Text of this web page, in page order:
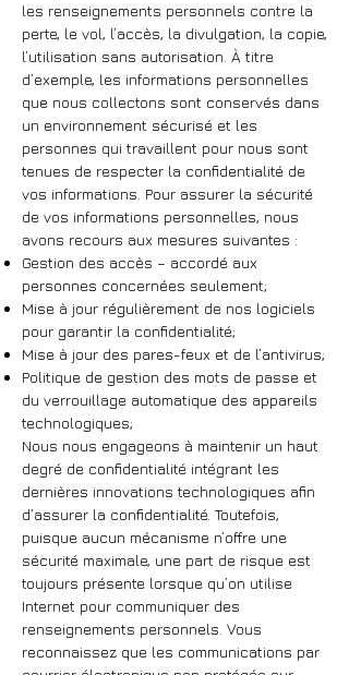
les renseignements personnels contre la
perte, le vol, l’accès, la divulgation, la copie,
l’utilisation sans autorisation. À titre
d’exemple, les informations personnelles
que nous collectons sont conservés dans
un environnement sécurisé et les
personnes qui travaillent pour nous sont
tenues de respecter la confidentialité de
vos informations. Pour assurer la sécurité
de vos informations personnelles, nous
avons recours aux mesures suivantes :
Gestion des accès – accordé aux
personnes concernées seulement;
Mise à jour régulièrement de nos logiciels
pour garantir la confidentialité;
Mise à jour des pares-feux et de l’antivirus;
Politique de gestion des mots de passe et
du verrouillage automatique des appareils
technologiques;
Nous nous engageons à maintenir un haut
degré de confidentialité intégrant les
dernières innovations technologiques afin
d’assurer la confidentialité. Toutefois,
puisque aucun mécanisme n’offre une
sécurité maximale, une part de risque est
toujours présente lorsque qu’on utilise
Internet pour communiquer des
renseignements personnels. Vous
reconnaissez que les communications par